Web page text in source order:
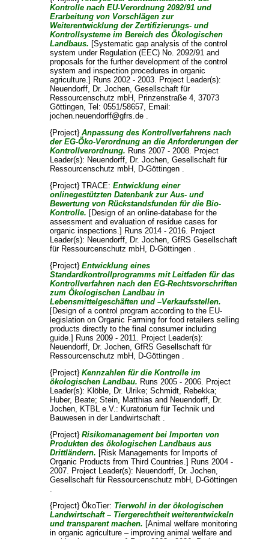
Kontrolle nach EU-Verordnung 2092/91 und
Erarbeitung von Vorschlägen zur
Weiterentwicklung der Zertifizierungs- und
Kontrollsysteme im Bereich des Ökologischen
Landbaus. [Systematic gap analysis of the control
system under Regulation (EEC) No. 2092/91 and
proposals for the further development of the control
system and inspection procedures in organic
agriculture.] Runs 2002 - 2003. Project Leader(s):
Neuendorff, Dr. Jochen, Gesellschaft für
Ressourcenschutz mbH, Prinzenstraße 4, 37073
Göttingen, Tel: 0551/58657, Email:
jochen.neuendorff@gfrs.de .
{Project}Anpassung des Kontrollverfahrens nach
der EG-Öko-Verordnung an die Anforderungen der
Kontrollverordnung. Runs 2007 - 2008. Project
Leader(s): Neuendorff, Dr. Jochen, Gesellschaft für
Ressourcenschutz mbH, D-Göttingen .
{Project} TRACE:Entwicklung einer
onlinegestützten Datenbank zur Aus- und
Bewertung von Rückstandsfunden für die Bio-
Kontrolle. [Design of an online-database for the
assessment and evaluation of residue cases for
organic inspections.] Runs 2014 - 2016. Project
Leader(s): Neuendorff, Dr. Jochen, GfRS Gesellschaft
für Ressourcenschutz mbH, D-Göttingen .
{Project}Entwicklung eines
Standardkontrollprogramms mit Leitfaden für das
Kontrollverfahren nach den EG-Rechtsvorschriften
zum Ökologischen Landbau in
Lebensmittelgeschäften und –Verkaufsstellen.
[Design of a control program according to the EU-
legislation on Organic Farming for food retailers selling
products directly to the final consumer including
guide.] Runs 2009 - 2011. Project Leader(s):
Neuendorff, Dr. Jochen, GfRS Gesellschaft für
Ressourcenschutz mbH, D-Göttingen .
{Project}Kennzahlen für die Kontrolle im
ökologischen Landbau. Runs 2005 - 2006. Project
Leader(s): Klöble, Dr. Ulrike;Schmidt, Rebekka;
Huber, Beate;Stein, Matthias and Neuendorff, Dr.
Jochen, KTBL e.V.: Kuratorium für Technik und
Bauwesen in der Landwirtschaft .
{Project}Risikomanagement bei Importen von
Produkten des ökologischen Landbaus aus
Drittländern. [Risk Managements for Imports of
Organic Products from Third Countries.] Runs 2004 -
2007. Project Leader(s): Neuendorff, Dr. Jochen,
Gesellschaft für Ressourcenschutz mbH, D-Göttingen
.
{Project} ÖkoTier: Tierwohl in der ökologischen
Landwirtschaft – Tiergerechtheit weiterentwickeln
und transparent machen. [Animal welfare monitoring
in organic agriculture – improving animal welfare and